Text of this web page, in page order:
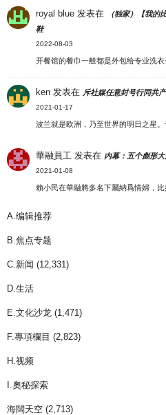
royal blue 发表在
（独家）【我的
鞋
2022-08-03
开餐馆的餐巾一般都是外包给专业洗衣
ken 发表在 斥社媒任意封号行同共
2021-01-17
波兰就是欧洲，乃至世界的明日之星。
華融員工 发表在 内幕：五个彪形
2021-01-08
賴小民在華融將多名下屬納爲情婦，比
A.编辑推荐
B.焦点专题
C.新闻 (12,331)
D.生活
E.文化沙龙 (1,471)
F.專項欄目 (2,823)
H.视频
I.奧秘探索
海闊天空 (2,713)